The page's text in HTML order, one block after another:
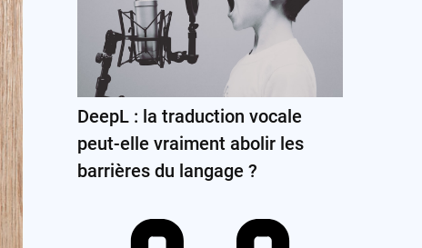
DeepL : la traduction vocale
peut-elle vraiment abolir les
barrières du langage ?